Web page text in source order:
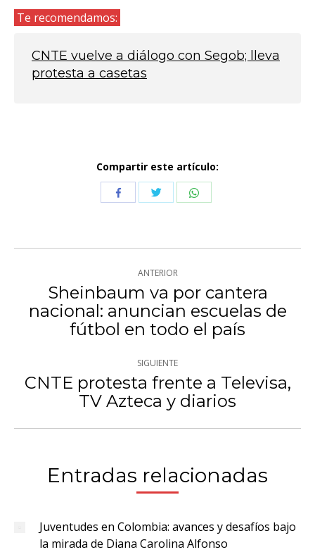
Te recomendamos:
CNTE vuelve a diálogo con Segob; lleva
protesta a casetas
Compartir este artículo:
CompartirCompartirCompartir
Navegación
entre
publicaciones
ANTERIOR
Publicación
anterior:
Sheinbaum va por cantera
nacional: anuncian escuelas de
fútbol en todo el país
SIGUIENTE
Publicación
siguiente:
CNTE protesta frente a Televisa,
TV Azteca y diarios
Entradas relacionadas
Juventudes en Colombia: avances y desafíos bajo
la mirada de Diana Carolina Alfonso